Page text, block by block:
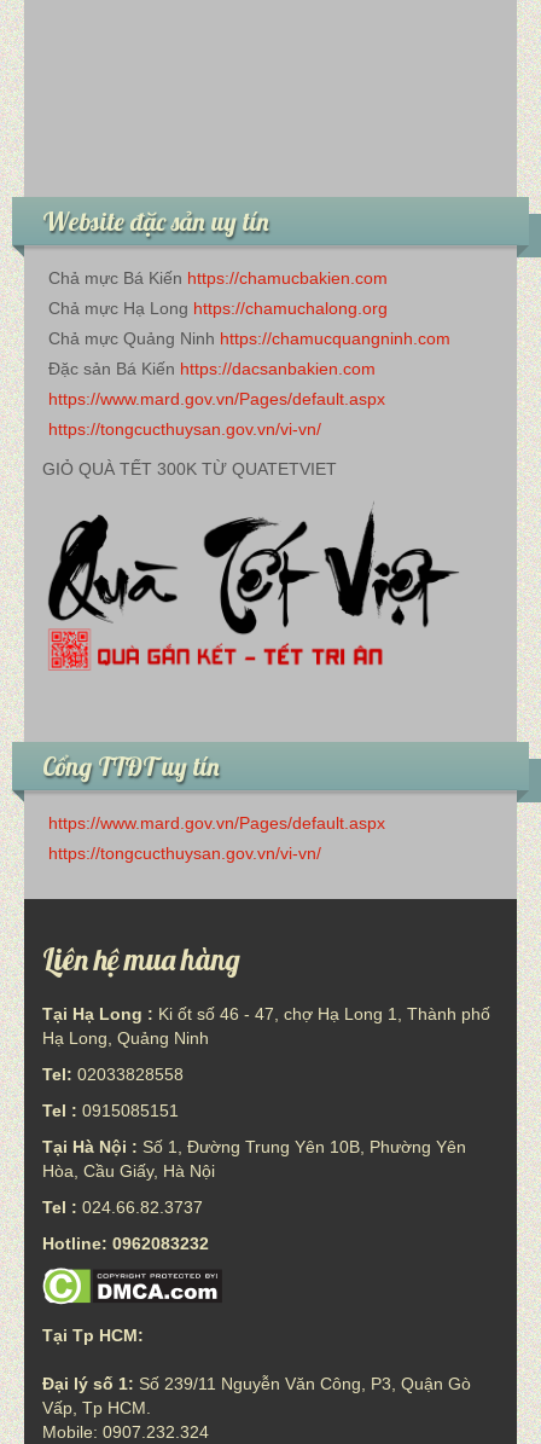
Website đặc sản uy tín
Chả mực Bá Kiến https://chamucbakien.com
Chả mực Hạ Long https://chamuchalong.org
Chả mực Quảng Ninh https://chamucquangninh.com
Đặc sản Bá Kiến https://dacsanbakien.com
https://www.mard.gov.vn/Pages/default.aspx
https://tongcucthuysan.gov.vn/vi-vn/
GIỎ QUÀ TẾT 300K TỪ QUATETVIET
Cổng TTĐT uy tín
https://www.mard.gov.vn/Pages/default.aspx
https://tongcucthuysan.gov.vn/vi-vn/
Liên hệ mua hàng
Tại Hạ Long : Ki ốt số 46 - 47, chợ Hạ Long 1, Thành phố
Hạ Long, Quảng Ninh
Tel: 02033828558
Tel : 0915085151
Tại Hà Nội : Số 1, Đường Trung Yên 10B, Phường Yên
Hòa, Cầu Giấy, Hà Nội
Tel : 024.66.82.3737
Hotline: 0962083232
Tại Tp HCM:
Đại lý số 1: Số 239/11 Nguyễn Văn Công, P3, Quận Gò
Vấp, Tp HCM.
Mobile: 0907.232.324